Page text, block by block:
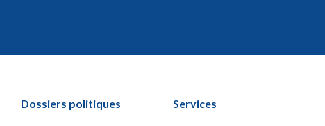
Dossiers politiques Services